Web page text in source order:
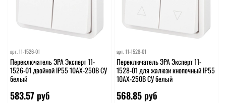
арт.11-1526-01
Переключатель ЭРА Эксперт 11-
1526-01 двойной IP55 10АХ-250В СУ
белый
583.57 руб
арт. 11-1528-01
Переключатель ЭРА Эксперт 11-
1528-01 для жалюзи кнопочный IP55
10АХ-250В СУ белый
568.85 руб